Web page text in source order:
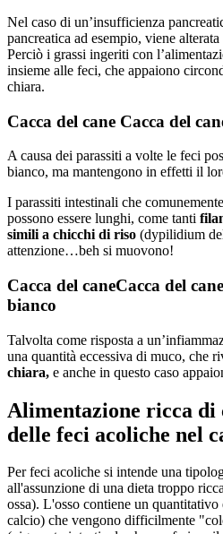
Nel caso di un’insufficienza
pancreatica ad esempio, viene
Perciò i grassi ingeriti con
insieme alle feci, che appaiono
chiara.
Cacca del cane Cacca del
A causa dei parassiti a volte le feci
bianco, ma mantengono in effetti il
I parassiti intestinali che
possono essere lunghi, come tanti
simili a chicchi di riso (dypilidium
attenzione…beh si muovono!
Cacca del caneCacca del
bianco
Talvolta come risposta a
una quantità eccessiva di muco, che
chiara, e anche in questo caso
Alimentazione ricca di
delle feci acoliche nel
Per feci acoliche si intende una
all'assunzione di una dieta troppo
ossa). L'osso contiene un
calcio) che vengono difficilmente